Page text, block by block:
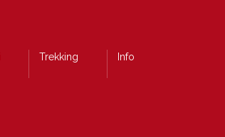
Trekking Info